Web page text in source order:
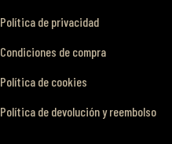
Política de privacidad
Condiciones de compra
Política de cookies
Política de devolución y reembolso